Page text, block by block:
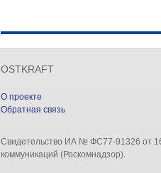
OSTKRAFT
О проекте
Обратная связь
Свидетельство ИА № ФС77-91326 от
коммуникаций (Роскомнадзор).